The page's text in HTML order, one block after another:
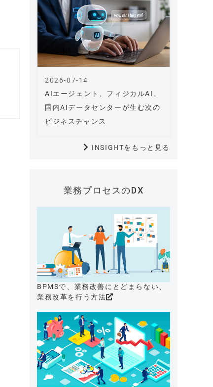
AIエージェント、フィジカルAI、
国内AIデータセンターが生む次の
ビジネスチャンス
2026-07-14
INSIGHTをもっと見る
業務プロセスのDX
BPMSで、業務改善にとどまらない、
業務改革を行う方法